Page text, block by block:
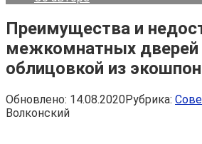
Преимущества и
межкомнатных дверей
облицовкой из
Обновлено: 14.08.2020Рубрика:
Волконский